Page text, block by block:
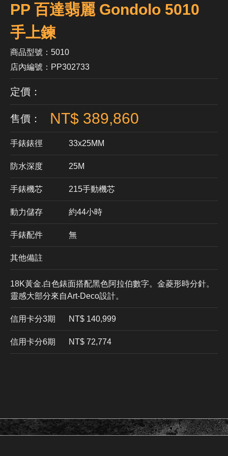
PP 百達翡麗 Gondolo 5010
手上鍊
商品型號：5010
店內編號：PP302733
定價：
售價： NT$ 389,860
手錶錶徑 33x25MM
防水深度 25M
手錶機芯 ​215手動機芯
動力儲存 約44小時
手錶配件 無
其他備註
18K黃金.白色錶面搭配黑色阿拉伯數字。金菱形時分針。
靈感大部分來自Art-Deco設計。
信用卡分3期 ​NT$ 140,999
信用卡分6期 NT$ 72,774